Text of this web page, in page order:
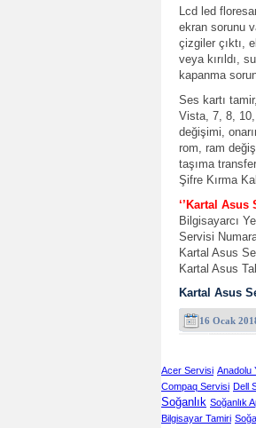
Lcd led
ekran sorunu
çizgiler çıktı,
veya kırıldı,
kapanma
Ses kartı
Vista, 7, 8, 10,
değişimi,
rom, ram
taşıma
Şifre Kırma
‘’Kartal Asus
Bilgisayarcı
Servisi
Kartal Asus
Kartal Asus
Kartal Asus
16 Ocak
Acer Servisi Anadolu
Compaq Servisi Dell
Soğanlık Soğanlık
Bilgisayar Tamiri